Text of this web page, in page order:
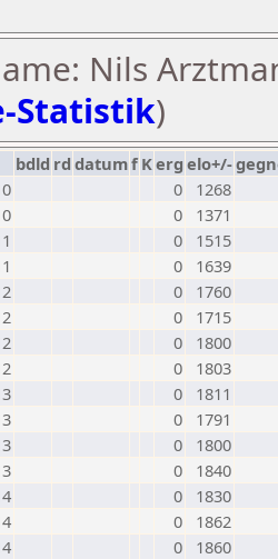
Nils
Statistik)
bdld rd datumf Kerg elo+/-
0
1268
0
1371
0
1515
0
1639
0
1760
0
1715
0
1800
0
1803
0
1811
0
1791
0
1800
0
1840
0
1830
0
1862
0
1860